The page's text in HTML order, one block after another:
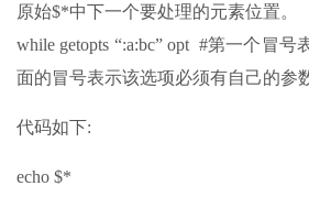
原始$*中下一个要处理的元素位置。
while getopts “:a:bc” opt #第一个冒
面的冒号表示该选项必须有自己的参数
代码如下:
echo $*